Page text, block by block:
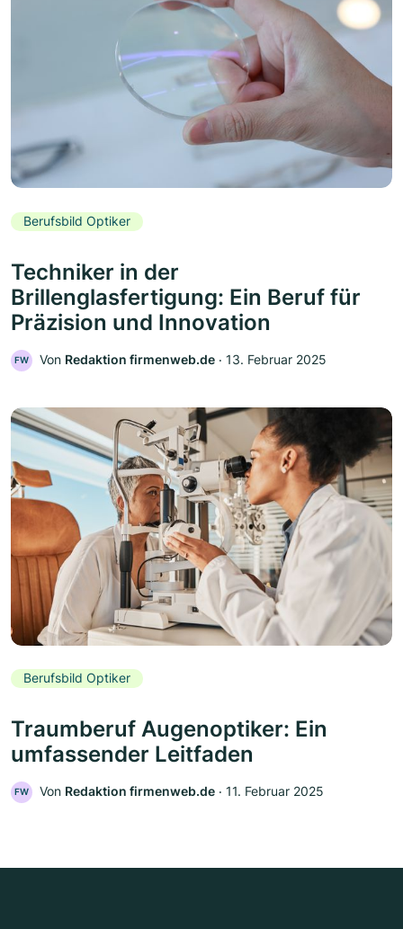
Berufsbild Optiker
Techniker in der
Brillenglasfertigung: Ein Beruf für
Präzision und Innovation
FW Von Redaktion firmenweb.de ‧ 13. Februar 2025
Berufsbild Optiker
Traumberuf Augenoptiker: Ein
umfassender Leitfaden
FW Von Redaktion firmenweb.de ‧ 11. Februar 2025